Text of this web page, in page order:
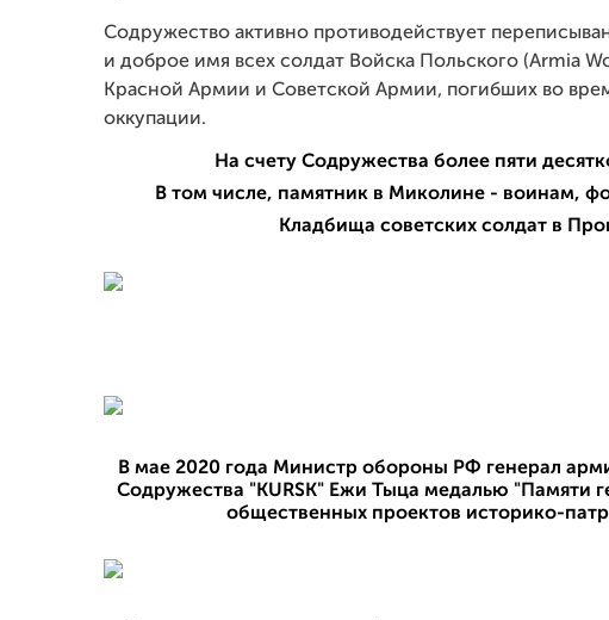
Содружество активно противодействует
и доброе имя всех солдат Войска Польского (Armia
Красной Армии и Советской Армии, погибших во
оккупации.
На счету Содружества более пяти
В том числе, памятник в Миколине - воинам,
Кладбища советских солдат в
В мае 2020 года Министр обороны РФ генерал
Содружества "KURSK" Ежи Тыца медалью "Памяти
общественных проектов историко-